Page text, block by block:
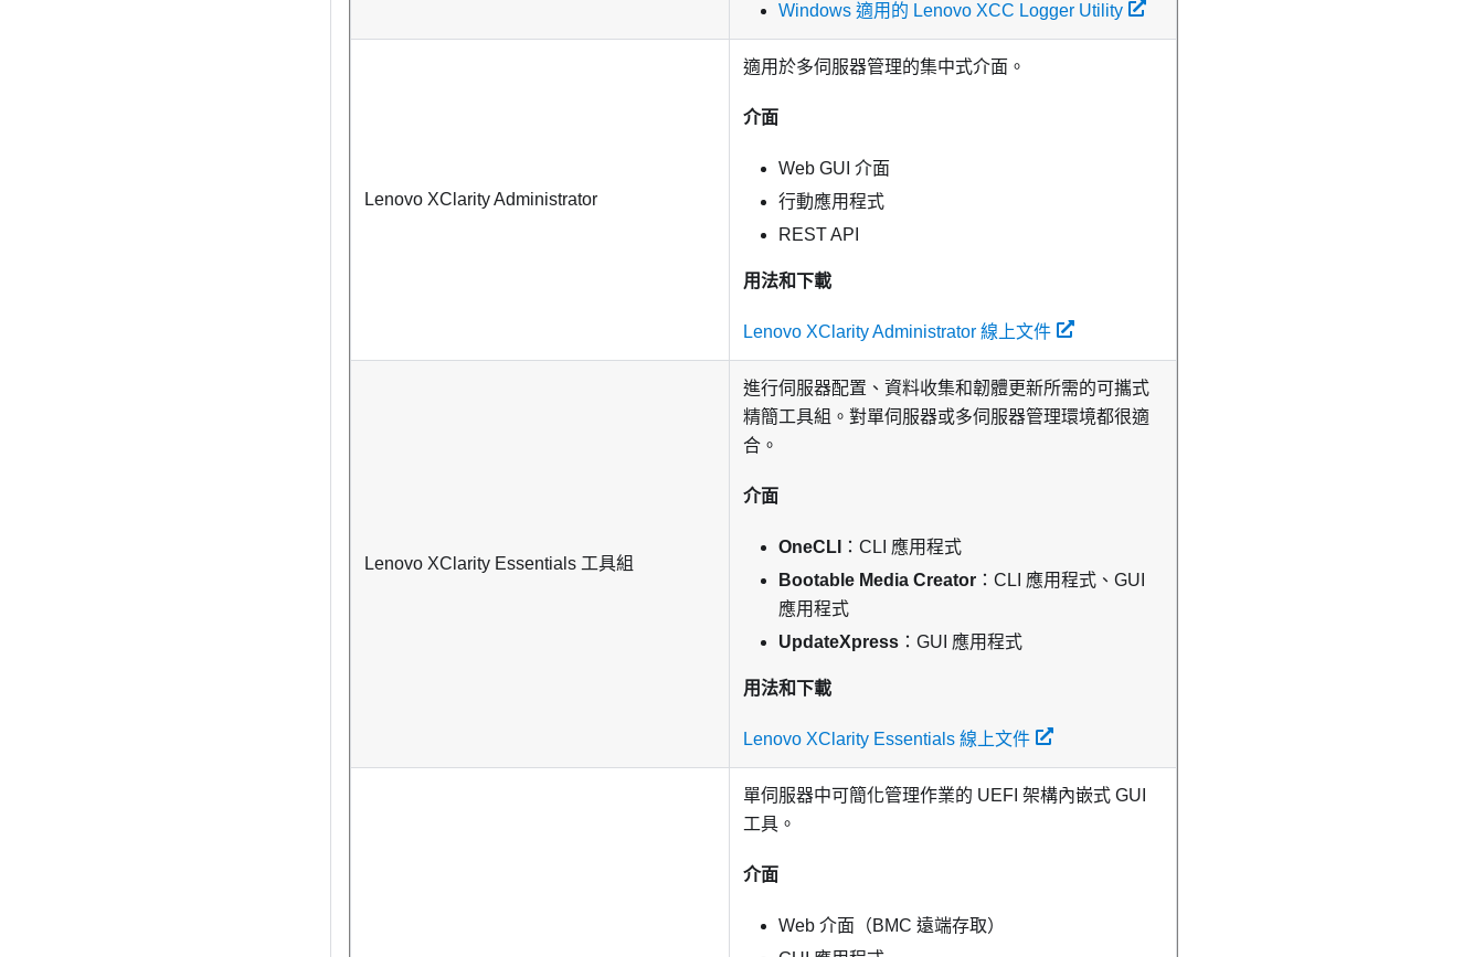
Windows 適用的 Lenovo XCC Logger Utility
Lenovo XClarity Administrator
適用於多伺服器管理的集中式介面。
介面
Web GUI 介面
行動應用程式
REST API
用法和下載
Lenovo XClarity Administrator 線上文件
Lenovo XClarity Essentials 工具組
進行伺服器配置、資料收集和韌體更新所需的可攜式
精簡工具組。對單伺服器或多伺服器管理環境都很適
合。
介面
OneCLI
：CLI 應用程式
Bootable Media Creator ：CLI 應用程式、GUI
應用程式
UpdateXpress ：GUI 應用程式
用法和下載
Lenovo XClarity Essentials 線上文件
單伺服器中可簡化管理作業的 UEFI 架構內嵌式 GUI
工具。
介面
Web 介面（BMC 遠端存取）